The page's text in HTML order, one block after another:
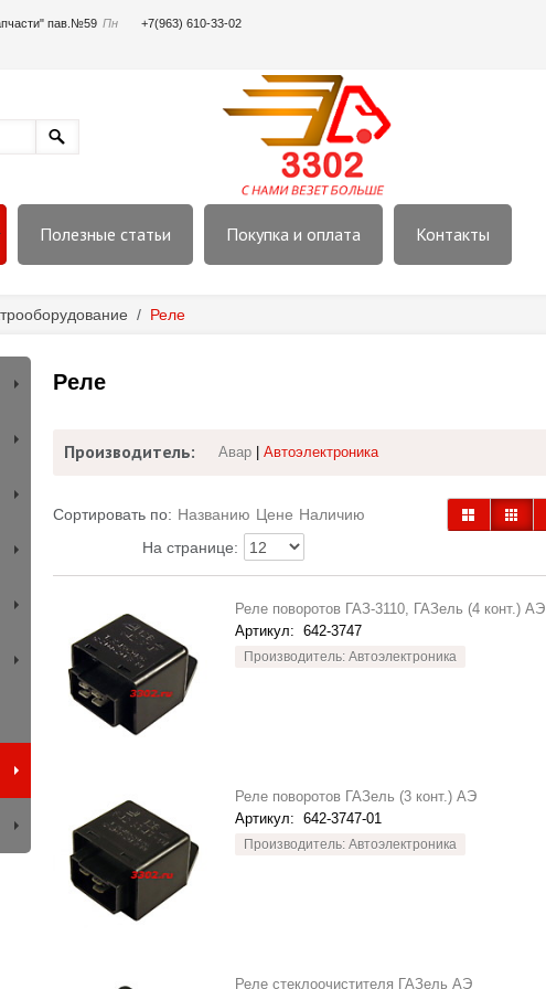
пав.№59 Пн
+7(963) 610-33-02
Полезные статьи Покупка и оплата Контакты
/ Реле
Реле
Производитель: Авар Автоэлектроника
Сортировать по: Названию Цене Наличию
На странице:
Реле поворотов ГАЗ-3110, ГАЗель (4 конт.) АЭ
Артикул: 642-3747
Производитель: Автоэлектроника
Реле поворотов ГАЗель (3 конт.) АЭ
Артикул: 642-3747-01
Производитель: Автоэлектроника
Реле стеклоочистителя ГАЗель АЭ